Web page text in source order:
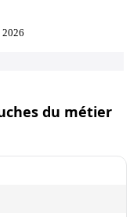
2026
du métier